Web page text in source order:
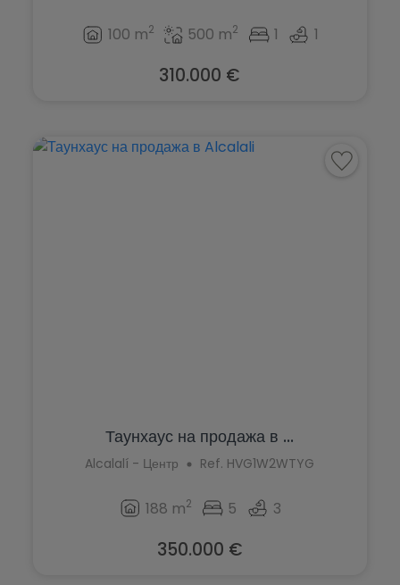
100 m2 500 m2 1 1
310.000 €
Таунхаус на продажа в ...
Alcalalí - Центр Ref. HVG1W2WTYG
188 m2 5 3
350.000 €